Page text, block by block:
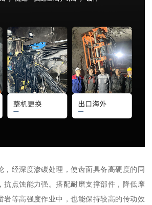
，经深度渗碳处理，使齿面具备高硬度的同
抗点蚀能力强。搭配耐磨支撑部件，降低摩
岩等高强度作业中，也能保持较高的传动效